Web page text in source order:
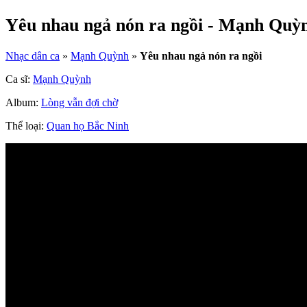
Yêu nhau ngả nón ra ngồi - Mạnh
Nhạc dân ca » Mạnh Quỳnh » Yêu nhau ngả nón ra ngồi
Ca sĩ: Mạnh Quỳnh
Album: Lòng vẫn đợi chờ
Thể loại: Quan họ Bắc Ninh